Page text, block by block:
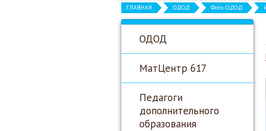
ГЛАВНАЯ ОДОД Фото-ОДОД
ОДОД
МатЦентр 617
Педагоги
дополнительного
образования